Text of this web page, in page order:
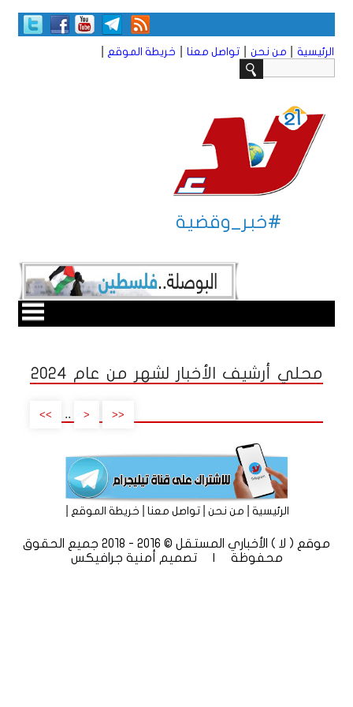
الرئيسية من نحن تواصل معنا خريطة الموقع
#خبر_وقضية
محلي أرشيف الأخبار لشهر من عام 2024
<<
<
..
>>
الرئيسية|من نحن|تواصل معنا|خريطة الموقع
موقع ( لا ) الأخباري المستقل © 2016 - 2018 جميع الحقوق
محفوظة | تصميم
أمنية جرافيكس